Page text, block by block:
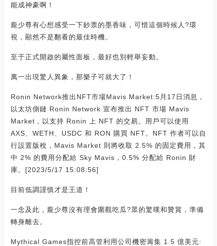
能成神豪啊！
龐少尊有心想感受一下鈔票的墨香味，可惜這個時候人?環
視，顯然不是翻看的最佳時機。
至于正式開啟的屬性面板，最好也別輕舉妄動。
萬一出現驚人異象，那樂子可就大了！
Ronin Network推出NFT市場Mavis Market:5月17日消息，
以太坊側鏈 Ronin Network 宣布推出 NFT 市場 Mavis
Market，以支持 Ronin 上 NFT 的交易。用戶可以使用
AXS、WETH、USDC 和 RON 購買 NFT。NFT 作者可以自
行設置版稅，Mavis Market 則將收取 2.5% 的固定費用，其
中 2% 的費用分配給 Sky Mavis，0.5% 分配給 Ronin 財
庫。[2023/5/17 15:08:56]
目前低調謹慎才是王道！
一念及此，龐少尊沒有理會圍觀吃瓜?眾的驚嘆和贊賞，準備
轉身離去。
Mythical Games指控前高管利用公司機密籌集 1.5 億美元: